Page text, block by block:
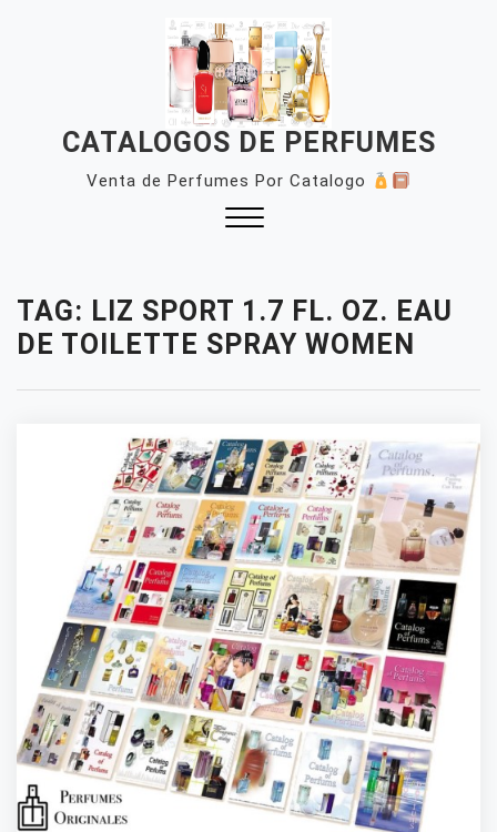
CATALOGOS DE PERFUMES
Venta de Perfumes Por Catalogo
TAG: LIZ SPORT 1.7 FL. OZ. EAU
DE TOILETTE SPRAY WOMEN